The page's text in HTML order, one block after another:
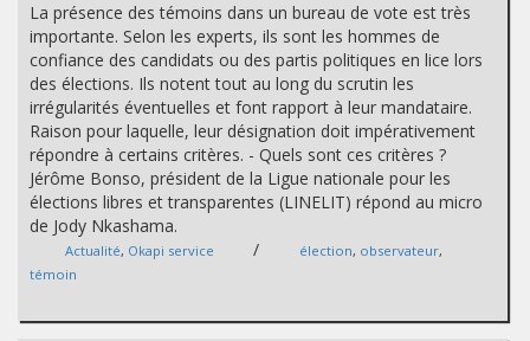
La présence des témoins dans un bureau de vote est très
importante. Selon les experts, ils sont les hommes de
confiance des candidats ou des partis politiques en lice lors
des élections. Ils notent tout au long du scrutin les
irrégularités éventuelles et font rapport à leur mandataire.
Raison pour laquelle, leur désignation doit impérativement
répondre à certains critères. - Quels sont ces critères ?
Jérôme Bonso, président de la Ligue nationale pour les
élections libres et transparentes (LINELIT) répond au micro
de Jody Nkashama.
Actualité, Okapi service / élection, observateur,
témoin